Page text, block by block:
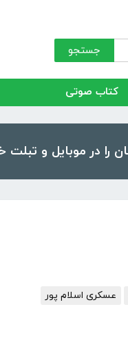
جستجو
کتاب صوتی
عسکری اسلام‏ پور